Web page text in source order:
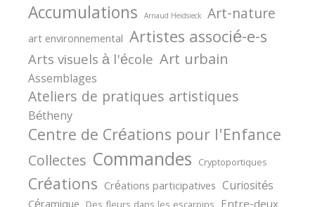
Accumulations Arnaud Heidsieck Art-nature
art environnemental Artistes associé-e-s
Arts visuels à l'école Art urbain
Assemblages
Ateliers de pratiques artistiques
Bétheny
Centre de Créations pour l'Enfance
Collectes Commandes Cryptoportiques
Créations Créations participatives Curiosités